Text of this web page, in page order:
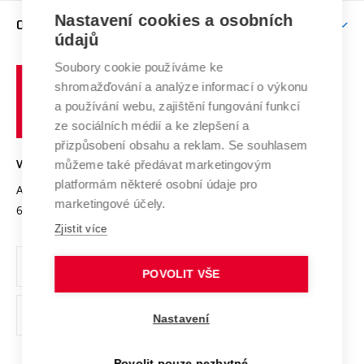
E-přihláška
Doktorské studium
Podpora podnikání
Mezinárodní vědecká rada
Systém zajišťování kvality výzkumu
Výzkumné infrastruktury
Transfer znalostí
Open Science
Projekty
Projekty ze strukturálních fondů
Specifický výzkum
Zahraniční spolupráce
Spolupráce se školami
Služby univerzity
Mezinárodní dohody
Univerzitní sítě
O UNIVERZITĚ
Profil univerzity
Udržitelná univerzita
Podnikavá univerzita / ContriBUTe
Bezpečná univerzita
Vyznamenání
Organizační struktura
Ochrana osobních údajů
odkaz)
učení
technické
VYSOKÉ UČENÍ TECHNICKÉ V BRNĚ
Antonínská 548/1
602 00 Brno
www.vut.cz
vut@vutbr.cz
Nastavení cookies a osobních
údajů
Soubory cookie používáme ke
shromažďování a analýze informací o výkonu
a používání webu, zajištění fungování funkcí
ze sociálních médií a ke zlepšení a
přizpůsobení obsahu a reklam. Se souhlasem
můžeme také předávat marketingovým
platformám některé osobní údaje pro
marketingové účely.
Zjistit více
POVOLIT VŠE
Nastavení